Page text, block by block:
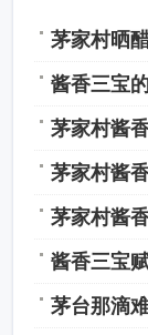
茅家村晒
酱香三宝
茅家村酱
茅家村酱
茅家村酱
酱香三宝
茅台那滴